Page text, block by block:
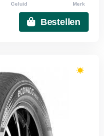
Geluid Merk
Bestellen